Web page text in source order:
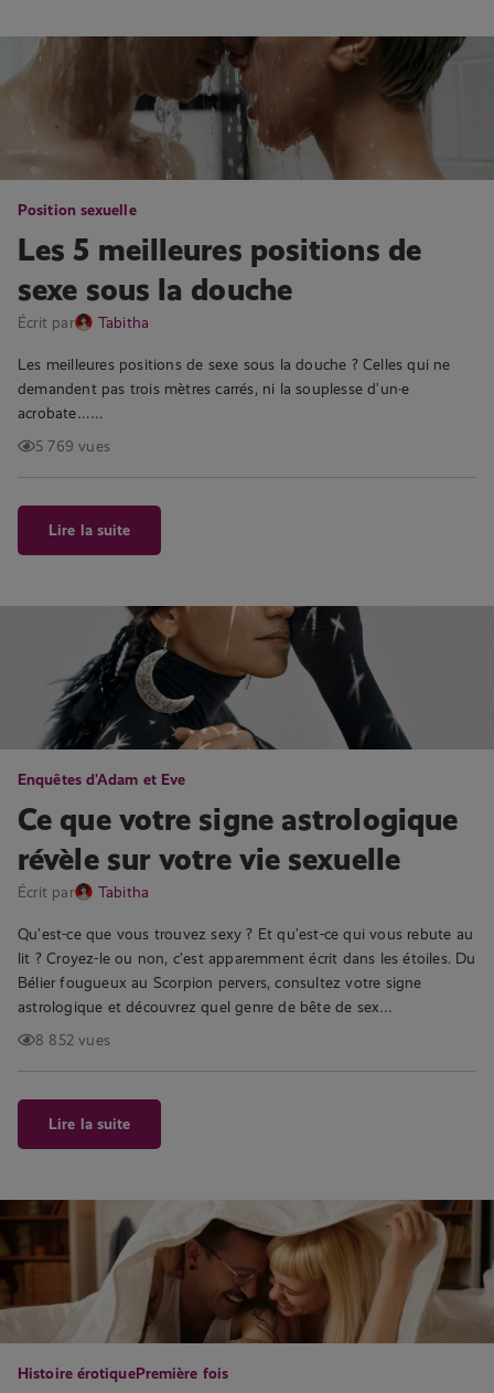
Position sexuelle
Les 5 meilleures positions de
sexe sous la douche
Écrit par Tabitha
Les meilleures positions de sexe sous la douche ? Celles qui ne
demandent pas trois mètres carrés, ni la souplesse d’un·e
acrobate……
5 769 vues
Lire la suite
Enquêtes d'Adam et Eve
Ce que votre signe astrologique
révèle sur votre vie sexuelle
Écrit par Tabitha
Qu’est-ce que vous trouvez sexy ? Et qu’est-ce qui vous rebute au
lit ? Croyez-le ou non, c’est apparemment écrit dans les étoiles. Du
Bélier fougueux au Scorpion pervers, consultez votre signe
astrologique et découvrez quel genre de bête de sex…
8 852 vues
Lire la suite
Histoire érotiquePremière fois